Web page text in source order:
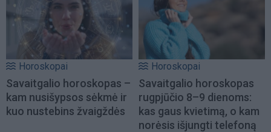
Horoskopai
Savaitgalio horoskopas –
kam nusišypsos sėkmė ir
kuo nustebins žvaigždės
Horoskopai
Savaitgalio horoskopas
rugpjūčio 8–9 dienoms:
kas gaus kvietimą, o kam
norėsis išjungti telefoną